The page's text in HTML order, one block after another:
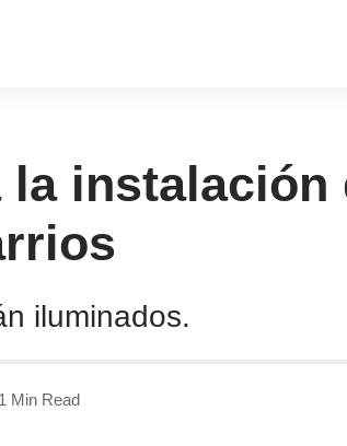
instalación
iluminados.
1 Min Read